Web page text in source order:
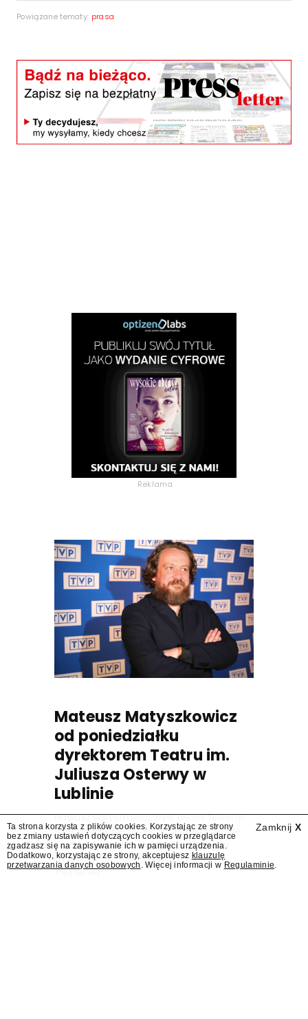
Powiązane tematy: prasa
Reklama
Mateusz Matyszkowicz
od poniedziałku
dyrektorem Teatru im.
Juliusza Osterwy w
Lublinie
Mateusz Matyszkowicz, były prezes Telewizji
Polskiej, w poniedziałek 10 sierpnia obejmie
stanowisko dyrektora Teatru im. Juliusza
Osterwy w Lublinie – dowiedział się
"Presserwis".
Zamknij X
Ta strona korzysta z plików cookies. Korzystając ze strony
bez zmiany ustawień dotyczących cookies w przeglądarce
zgadzasz się na zapisywanie ich w pamięci urządzenia.
Dodatkowo, korzystając ze strony, akceptujesz klauzulę
przetwarzania danych osobowych . Więcej informacji w Regulaminie.